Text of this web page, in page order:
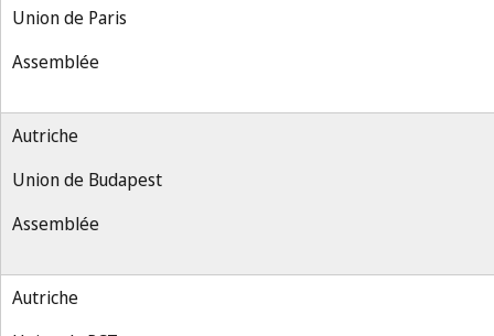
Union de Paris
Assemblée
Autriche
Union de Budapest
Assemblée
Autriche